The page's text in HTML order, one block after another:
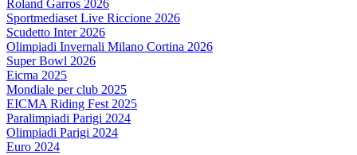
Roland Garros 2026
Sportmediaset Live Riccione 2026
Scudetto Inter 2026
Olimpiadi Invernali Milano Cortina 2026
Super Bowl 2026
Eicma 2025
Mondiale per club 2025
EICMA Riding Fest 2025
Paralimpiadi Parigi 2024
Olimpiadi Parigi 2024
Euro 2024